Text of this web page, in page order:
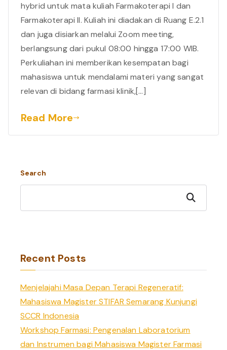
hybrid untuk mata kuliah Farmakoterapi I dan
Farmakoterapi II. Kuliah ini diadakan di Ruang E.2.1
dan juga disiarkan melalui Zoom meeting,
berlangsung dari pukul 08:00 hingga 17:00 WIB.
Perkuliahan ini memberikan kesempatan bagi
mahasiswa untuk mendalami materi yang sangat
relevan di bidang farmasi klinik,[…]
Read More
Search
Search
Recent Posts
Menjelajahi Masa Depan Terapi Regeneratif:
Mahasiswa Magister STIFAR Semarang Kunjungi
SCCR Indonesia
Workshop Farmasi: Pengenalan Laboratorium
dan Instrumen bagi Mahasiswa Magister Farmasi